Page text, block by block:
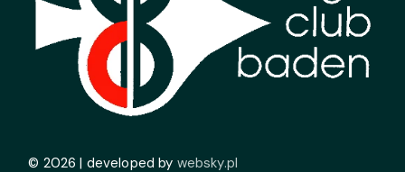
© 2026 | developed by websky.pl